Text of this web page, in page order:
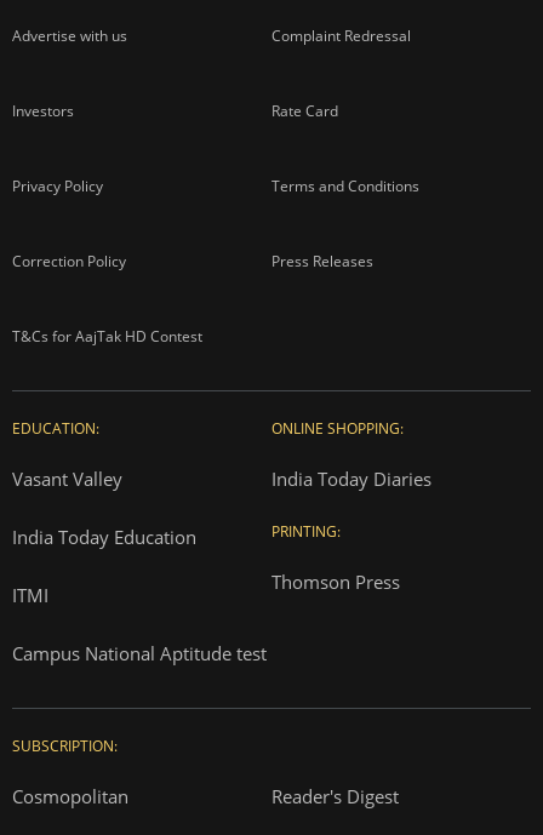
Advertise with us Complaint Redressal
Investors Rate Card
Privacy Policy Terms and Conditions
Correction Policy Press Releases
T&Cs for AajTak HD Contest
EDUCATION:
Vasant Valley
India Today Education
ITMI
Campus National Aptitude test
ONLINE SHOPPING:
India Today Diaries
PRINTING:
Thomson Press
SUBSCRIPTION:
Cosmopolitan Reader's Digest